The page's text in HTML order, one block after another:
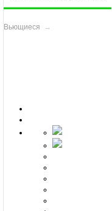
Вьющиеся →